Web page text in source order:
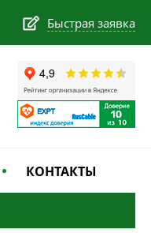
Быстрая заявка
КОНТАКТЫ